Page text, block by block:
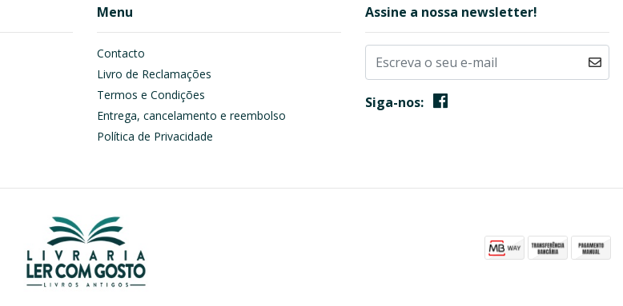
Menu
Contacto
Livro de Reclamações
Termos e Condições
Entrega, cancelamento e reembolso
Política de Privacidade
Assine a nossa newsletter!
Siga-nos: